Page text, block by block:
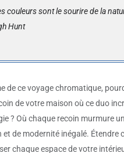
couleurs sont le sourire de la
Hunt
de ce voyage chromatique,
de votre maison où ce duo
? Où chaque recoin murmure
de modernité inégalé. Étendre
chaque espace de votre